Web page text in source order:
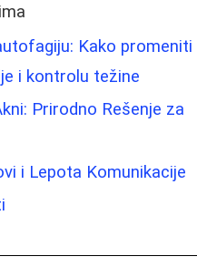
Kako promeniti
i kontrolu težine
Prirodno Rešenje za
i Lepota Komunikacije